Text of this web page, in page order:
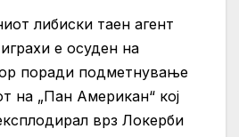
либиски таен агент
е осуден на
поради подметнување
на „Пан Американ“ кој
врз Локерби